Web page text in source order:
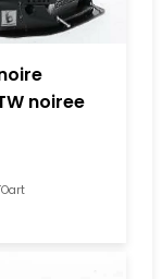
noiree